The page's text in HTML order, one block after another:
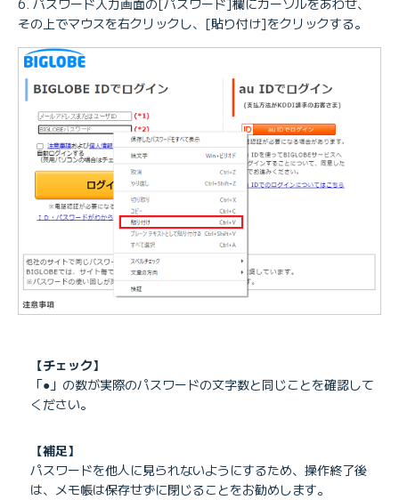
その上でマウスを右クリックし、[貼り付け]をクリックする。
【チェック】
「●」の数が実際のパスワードの文字数と同じことを確認して
ください。
【補足】
パスワードを他人に見られないようにするため、操作終了後
は、メモ帳は保存せずに閉じることをお勧めします。